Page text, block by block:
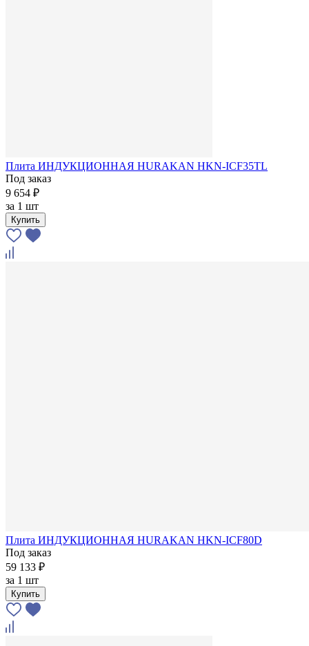
Плита ИНДУКЦИОННАЯ HURAKAN HKN-ICF35TL
Под заказ
9 654 ₽
за 1 шт
Купить
Плита ИНДУКЦИОННАЯ HURAKAN HKN-ICF80D
Под заказ
59 133 ₽
за 1 шт
Купить